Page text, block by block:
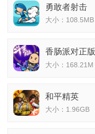
勇敢者射击
大小：108.5MB
香肠派对正版
大小：168.21M
和平精英
大小：1.96GB